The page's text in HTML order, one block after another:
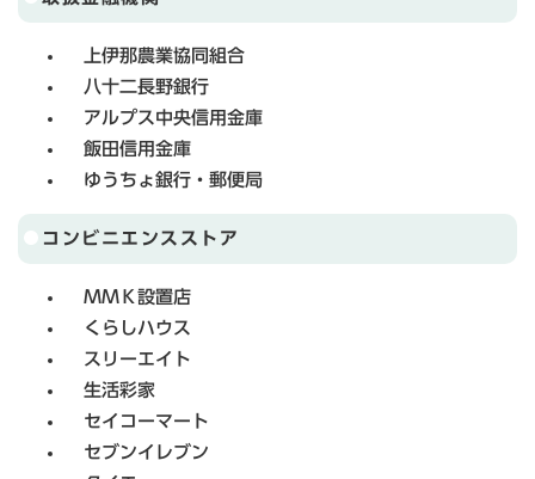
上伊那農業協同組合
八十二長野銀行
アルプス中央信用金庫
飯田信用金庫
ゆうちょ銀行・郵便局
コンビニエンスストア
ＭＭＫ設置店
くらしハウス
スリーエイト
生活彩家
セイコーマート
セブンイレブン